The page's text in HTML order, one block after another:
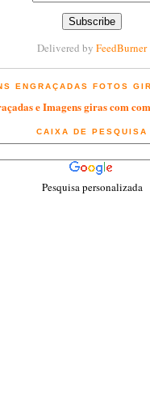
Delivered by FeedBurner
ENGRAÇADAS FOTOS
e Imagens giras com
CAIXA DE PESQUISA
Pesquisa personalizada